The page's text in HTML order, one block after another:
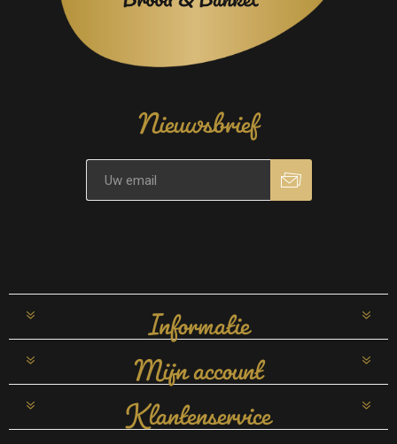
Nieuwsbrief
Informatie
Mijn account
Klantenservice